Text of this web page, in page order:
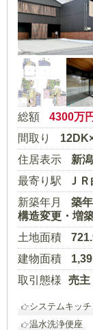
総額 4300万円
間取り
住居表示
最寄り駅
Ｊ
新築年月
築
構造変更・増
土地面積
建物面積
取引態様
売主
システムキッチ
温水洗浄便座